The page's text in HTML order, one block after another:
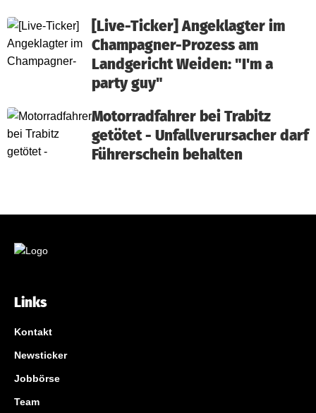
[Live-Ticker] Angeklagter im
Champagner-Prozess am
Landgericht Weiden: "I'm a
party guy"
Motorradfahrer bei Trabitz
getötet - Unfallverursacher darf
Führerschein behalten
Links
Kontakt
Newsticker
Jobbörse
Team